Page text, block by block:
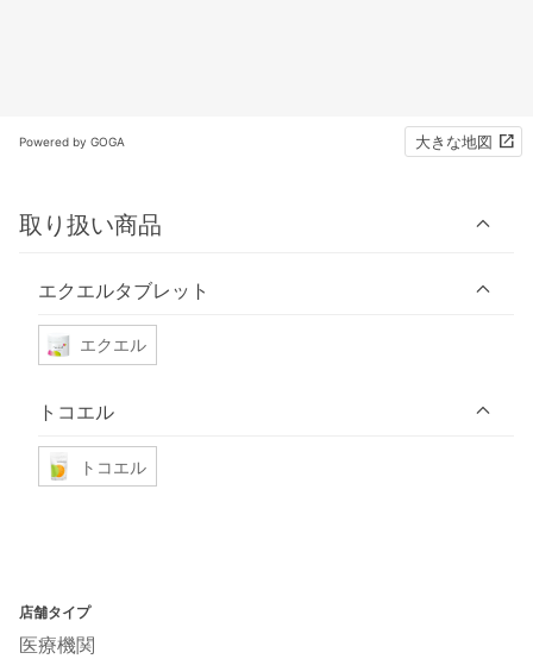
Powered by GOGA 大きな地図
取り扱い商品
エクエルタブレット
エクエル
トコエル
トコエル
店舗タイプ
医療機関